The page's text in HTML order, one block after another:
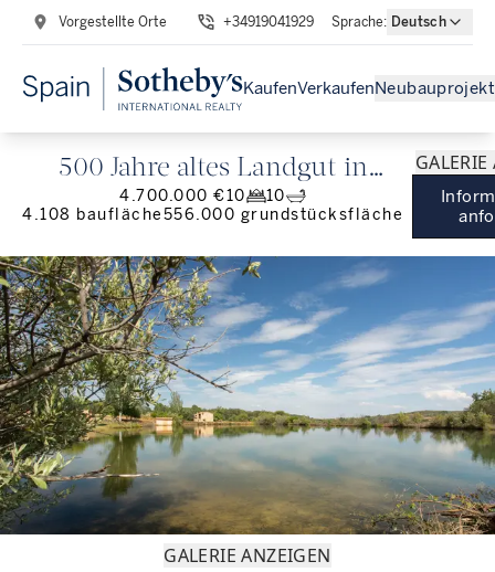
Vorgestellte Orte +34919041929 Sprache: Deutsch
KaufenVerkaufen
500 Jahre altes Landgut in
Cáceres
4.700.000 €10
10
4.108 baufläche556.000 grundstücksfläche
GALERIE ANZEIGEN